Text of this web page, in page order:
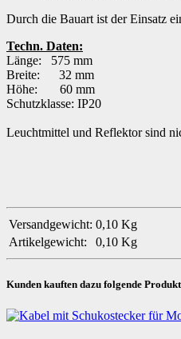
Durch die Bauart ist der Einsatz
Techn. Daten:
Länge: 575 mm
Breite: 32 mm
Höhe: 60 mm
Schutzklasse: IP20
Leuchtmittel und Reflektor sind
Versandgewicht: 0,10 Kg
Artikelgewicht:
0,10 Kg
Kunden kauften dazu folgende